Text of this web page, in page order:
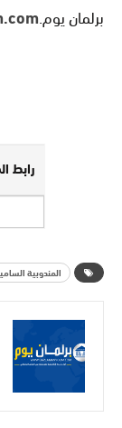
برلمان يوم.
رابط
المندوبية